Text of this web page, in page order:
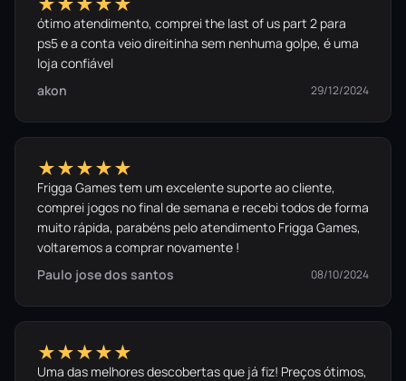
ótimo atendimento, comprei the last of us part 2 para
ps5 e a conta veio direitinha sem nenhuma golpe, é uma
loja confiável
akon
29/12/2024
★★★★★
Frigga Games tem um excelente suporte ao cliente,
comprei jogos no final de semana e recebi todos de forma
muito rápida, parabéns pelo atendimento Frigga Games,
voltaremos a comprar novamente !
Paulo jose dos santos
08/10/2024
★★★★★
Uma das melhores descobertas que já fiz! Preços ótimos,